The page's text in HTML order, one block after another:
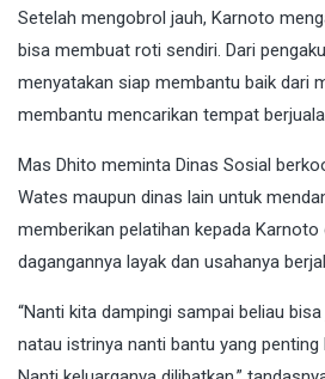
Setelah mengobrol jauh, Karnoto
bisa membuat roti sendiri. Dari
menyatakan siap membantu baik dari
membantu mencarikan tempat
Mas Dhito meminta Dinas Sosial
Wates maupun dinas lain untuk
memberikan pelatihan kepada Karnoto
dagangannya layak dan usahanya
“Nanti kita dampingi sampai beliau
natau istrinya nanti bantu yang penting